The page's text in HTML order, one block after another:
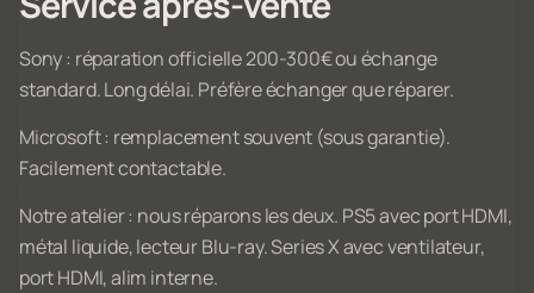
Sony : réparation officielle 200-300€ ou échange
standard. Long délai. Préfère échanger que réparer.
Microsoft : remplacement souvent (sous garantie).
Facilement contactable.
Notre atelier : nous réparons les deux. PS5 avec port HDMI,
métal liquide, lecteur Blu-ray. Series X avec ventilateur,
port HDMI, alim interne.